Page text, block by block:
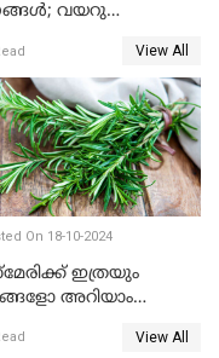
വയറു
View All
On 18-10-2024
ഇത്രയും
അറിയാം
View All